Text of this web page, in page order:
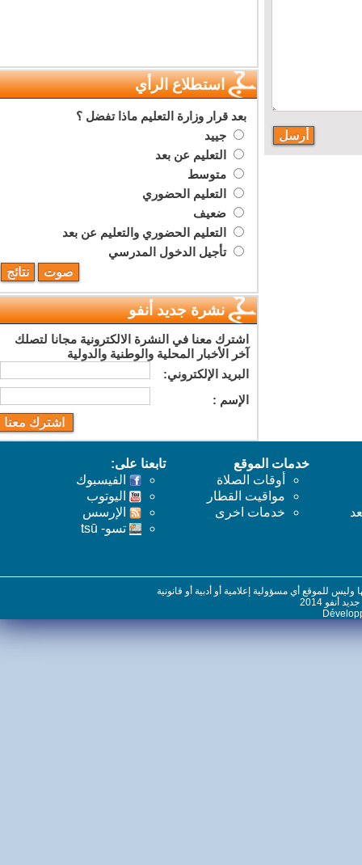
استطلاع الرأي
بعد قرار وزارة التعليم ماذا تفضل ؟
جييد
التعليم عن بعد
متوسط
التعليم الحضوري
ضعيف
التعليم الحضوري والتعليم عن بعد
تأجيل الدخول المدرسي
نشرة جديد أنفو
اشترك معنا في النشرة الالكترونية مجانا لتصلك
آخر الأخبار المحلية والوطنية والدولية
البريد اﻹلكتروني:
اﻹسم :
خدمات الموقع
أوقات الصلاة
مواقيت القطار
خدمات اخرى
تابعنا على:
الفيسبوك
اليوتوب
اﻹرسس
تسو- tsū
للموقع أي مسؤولية إعلامية أو أدبية أو قانونية
2014